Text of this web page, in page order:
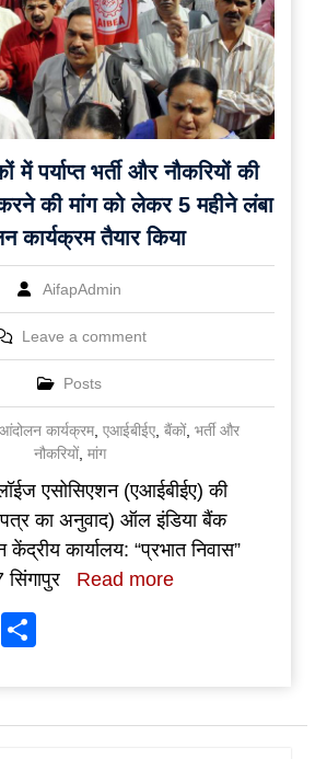
में पर्याप्त भर्ती और नौकरियों की
की मांग को लेकर 5 महीने लंबा
कार्यक्रम तैयार किया
AifapAdmin
Leave a comment
Posts
आंदोलन कार्यक्रम, एआईबीईए, बैंकों, भर्ती और
नौकरियों, मांग
एसोसिएशन (एआईबीईए) की
का अनुवाद) ऑल इंडिया बैंक
केंद्रीय कार्यालय: “प्रभात निवास”
Read more
WhatsApp